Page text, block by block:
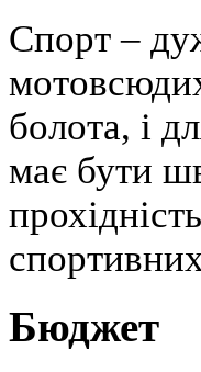
Спорт –
болота, і
має бути
Бюджет